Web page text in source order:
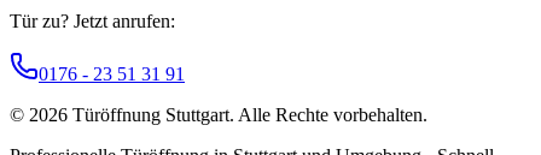
Tür zu? Jetzt anrufen:
0176 - 23 51 31 91
© 2026 Türöffnung Stuttgart. Alle Rechte vorbehalten.